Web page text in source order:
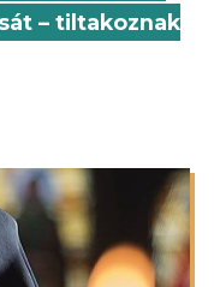
– tiltakoznak